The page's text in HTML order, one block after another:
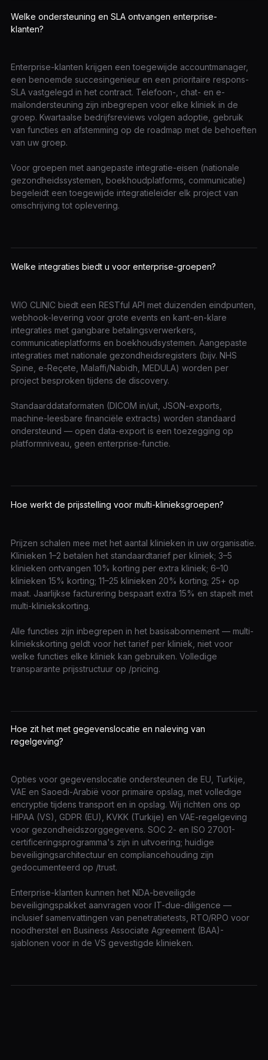
Welke ondersteuning en SLA ontvangen enterprise-
klanten?
Enterprise-klanten krijgen een toegewijde accountmanager,
een benoemde succesingenieur en een prioritaire respons-
SLA vastgelegd in het contract. Telefoon-, chat- en e-
mailondersteuning zijn inbegrepen voor elke kliniek in de
groep. Kwartaalse bedrijfsreviews volgen adoptie, gebruik
van functies en afstemming op de roadmap met de behoeften
van uw groep.
Voor groepen met aangepaste integratie-eisen (nationale
gezondheidssystemen, boekhoudplatforms, communicatie)
begeleidt een toegewijde integratieleider elk project van
omschrijving tot oplevering.
Welke integraties biedt u voor enterprise-groepen?
WIO CLINIC biedt een RESTful API met duizenden eindpunten,
webhook-levering voor grote events en kant-en-klare
integraties met gangbare betalingsverwerkers,
communicatieplatforms en boekhoudsystemen. Aangepaste
integraties met nationale gezondheidsregisters (bijv. NHS
Spine, e-Reçete, Malaffi/Nabidh, MEDULA) worden per
project besproken tijdens de discovery.
Standaarddataformaten (DICOM in/uit, JSON-exports,
machine-leesbare financiële extracts) worden standaard
ondersteund — open data-export is een toezegging op
platformniveau, geen enterprise-functie.
Hoe werkt de prijsstelling voor multi-klinieksgroepen?
Prijzen schalen mee met het aantal klinieken in uw organisatie.
Klinieken 1–2 betalen het standaardtarief per kliniek; 3–5
klinieken ontvangen 10% korting per extra kliniek; 6–10
klinieken 15% korting; 11–25 klinieken 20% korting; 25+ op
maat. Jaarlijkse facturering bespaart extra 15% en stapelt met
multi-kliniekskorting.
Alle functies zijn inbegrepen in het basisabonnement — multi-
kliniekskorting geldt voor het tarief per kliniek, niet voor
welke functies elke kliniek kan gebruiken. Volledige
transparante prijsstructuur op /pricing.
Hoe zit het met gegevenslocatie en naleving van
regelgeving?
Opties voor gegevenslocatie ondersteunen de EU, Turkije,
VAE en Saoedi-Arabië voor primaire opslag, met volledige
encryptie tijdens transport en in opslag. Wij richten ons op
HIPAA (VS), GDPR (EU), KVKK (Turkije) en VAE-regelgeving
voor gezondheidszorggegevens. SOC 2- en ISO 27001-
certificeringsprogramma's zijn in uitvoering; huidige
beveiligingsarchitectuur en compliancehouding zijn
gedocumenteerd op /trust.
Enterprise-klanten kunnen het NDA-beveiligde
beveiligingspakket aanvragen voor IT-due-diligence —
inclusief samenvattingen van penetratietests, RTO/RPO voor
noodherstel en Business Associate Agreement (BAA)-
sjablonen voor in de VS gevestigde klinieken.